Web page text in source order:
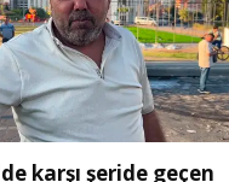
karşı şeride geçen